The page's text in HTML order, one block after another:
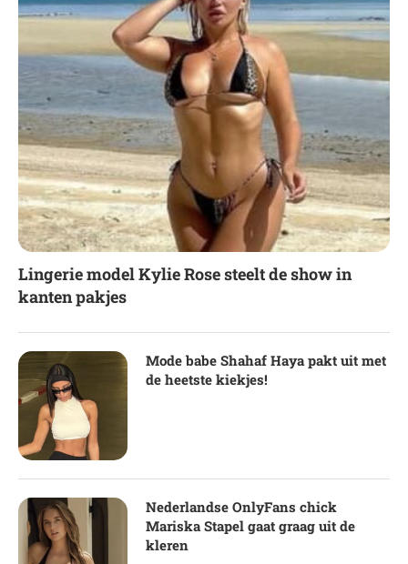
Lingerie model Kylie Rose steelt de show in
kanten pakjes
Mode babe Shahaf Haya pakt uit met
de heetste kiekjes!
Nederlandse OnlyFans chick
Mariska Stapel gaat graag uit de
kleren